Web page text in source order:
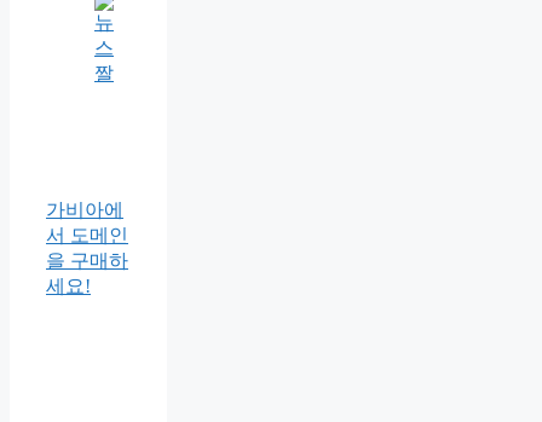
가비아에
서 도메인
을 구매하
세요!